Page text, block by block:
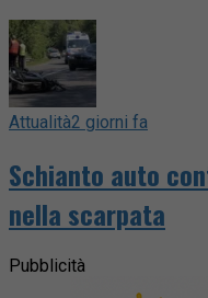
Attualità2 giorni fa
Schianto auto
nella scarpata
Pubblicità